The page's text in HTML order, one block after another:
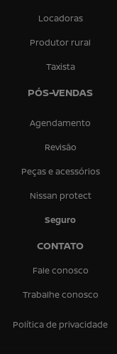
Locadoras
Produtor rural
Taxista
PÓS-VENDAS
Agendamento
Revisão
Peças e acessórios
Nissan protect
Seguro
CONTATO
Fale conosco
Trabalhe conosco
Política de privacidade